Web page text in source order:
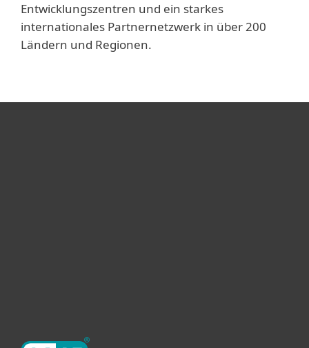
Entwicklungszentren und ein starkes
internationales Partnernetzwerk in über 200
Ländern und Regionen.